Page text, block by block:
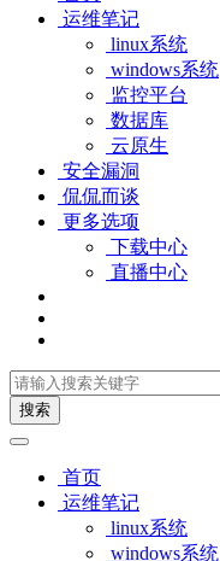
运维笔记
linux系统
windows系统
监控平台
数据库
云原生
安全漏洞
侃侃而谈
更多选项
下载中心
直播中心
搜索
首页
运维笔记
linux系统
windows系统